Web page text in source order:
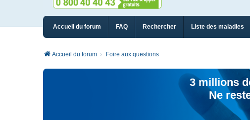
Accueil du forum FAQ Rechercher Liste des maladies
Accueil du forum Foire aux questions
3 millions
Ne